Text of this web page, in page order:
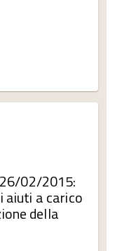
02/2015:
aiuti a carico
della